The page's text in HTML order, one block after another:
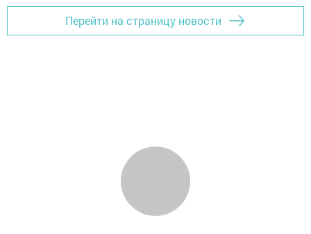
Перейти на страницу новости